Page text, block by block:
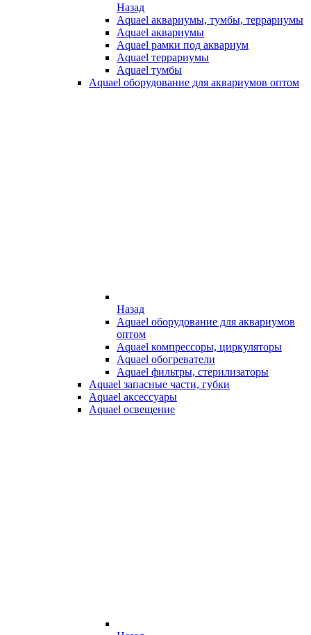
Назад
Aquael аквариумы, тумбы, террариумы
Aquael аквариумы
Aquael рамки под аквариум
Aquael террариумы
Aquael тумбы
Aquael оборудование для аквариумов оптом
Назад
Aquael оборудование для аквариумов
оптом
Aquael компрессоры, циркуляторы
Aquael обогреватели
Aquael фильтры, стерилизаторы
Aquael запасные части, губки
Aquael аксессуары
Aquael освещение